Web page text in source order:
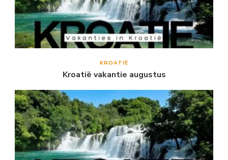
KROATIË
Kroatië vakantie augustus